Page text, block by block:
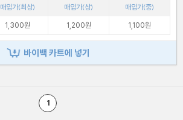
매입가(최상) 매입가(상)
매입가(중)
1,300원 1,200원 1,100원
바이백 카트에 넣기
1